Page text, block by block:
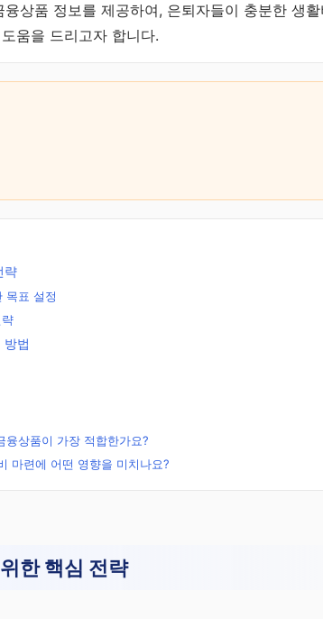
상품 정보를 제공하여, 은퇴자들이 충분한 생
움을 드리고자 합니다.
략
목표 설정
방법
융상품이 가장 적합한가요?
마련에 어떤 영향을 미치나요?
한 핵심 전략